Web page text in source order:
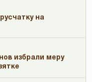
на
избрали меру